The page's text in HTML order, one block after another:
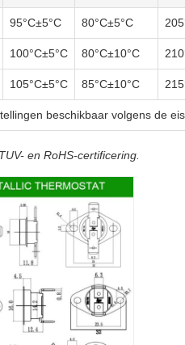
95°C±5°C 80°C±5°C
100°C±5°C 80°C±10°C
105°C±5°C 85°C±10°C
beschikbaar volgens de
en RoHS-certificering.